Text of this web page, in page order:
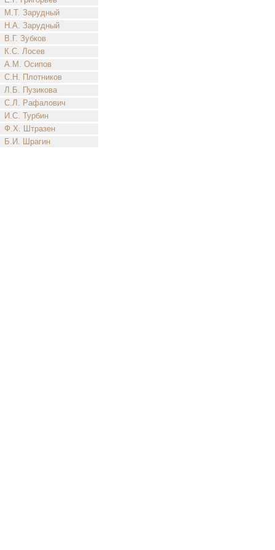
М.Т. Зарудный
Н.А. Зарудный
В.Г. Зубков
К.С. Лосев
А.М. Осипов
С.Н. Плотников
Л.Б. Пузикова
С.Л. Рафалович
И.С. Турбин
Ф.Х. Штразен
Б.И. Шрагин